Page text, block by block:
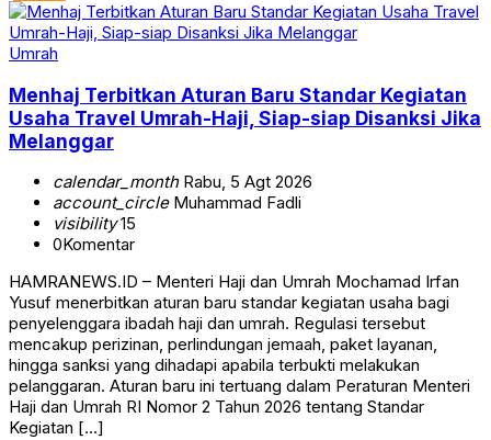
Umrah
Menhaj Terbitkan Aturan Baru Standar Kegiatan
Usaha Travel Umrah-Haji, Siap-siap Disanksi Jika
Melanggar
calendar_monthRabu, 5 Agt 2026
account_circleMuhammad Fadli
visibility15
0Komentar
HAMRANEWS.ID – Menteri Haji dan Umrah Mochamad Irfan
Yusuf menerbitkan aturan baru standar kegiatan usaha bagi
penyelenggara ibadah haji dan umrah. Regulasi tersebut
mencakup perizinan, perlindungan jemaah, paket layanan,
hingga sanksi yang dihadapi apabila terbukti melakukan
pelanggaran. Aturan baru ini tertuang dalam Peraturan Menteri
Haji dan Umrah RI Nomor 2 Tahun 2026 tentang Standar
Kegiatan […]